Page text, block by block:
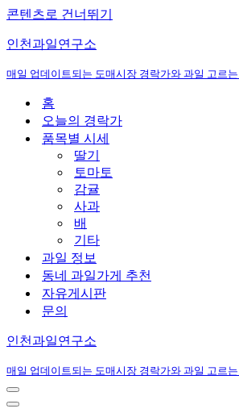
콘텐츠로 건너뛰기
인천과일연구소
매일 업데이트되는 도매시장 경락가와 과일 고르는
홈
오늘의 경락가
품목별 시세
딸기
토마토
감귤
사과
배
기타
과일 정보
동네 과일가게 추천
자유게시판
문의
인천과일연구소
매일 업데이트되는 도매시장 경락가와 과일 고르는
내
비
내